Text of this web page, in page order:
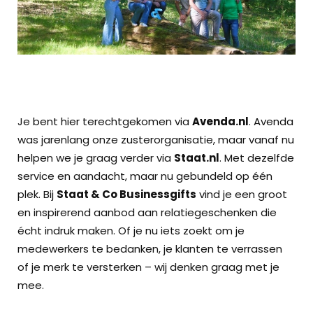
Je bent hier terechtgekomen via Avenda.nl. Avenda
was jarenlang onze zusterorganisatie, maar vanaf nu
helpen we je graag verder via Staat.nl. Met dezelfde
service en aandacht, maar nu gebundeld op één
plek. Bij Staat & Co Businessgifts vind je een groot
en inspirerend aanbod aan relatiegeschenken die
écht indruk maken. Of je nu iets zoekt om je
medewerkers te bedanken, je klanten te verrassen
of je merk te versterken – wij denken graag met je
mee.